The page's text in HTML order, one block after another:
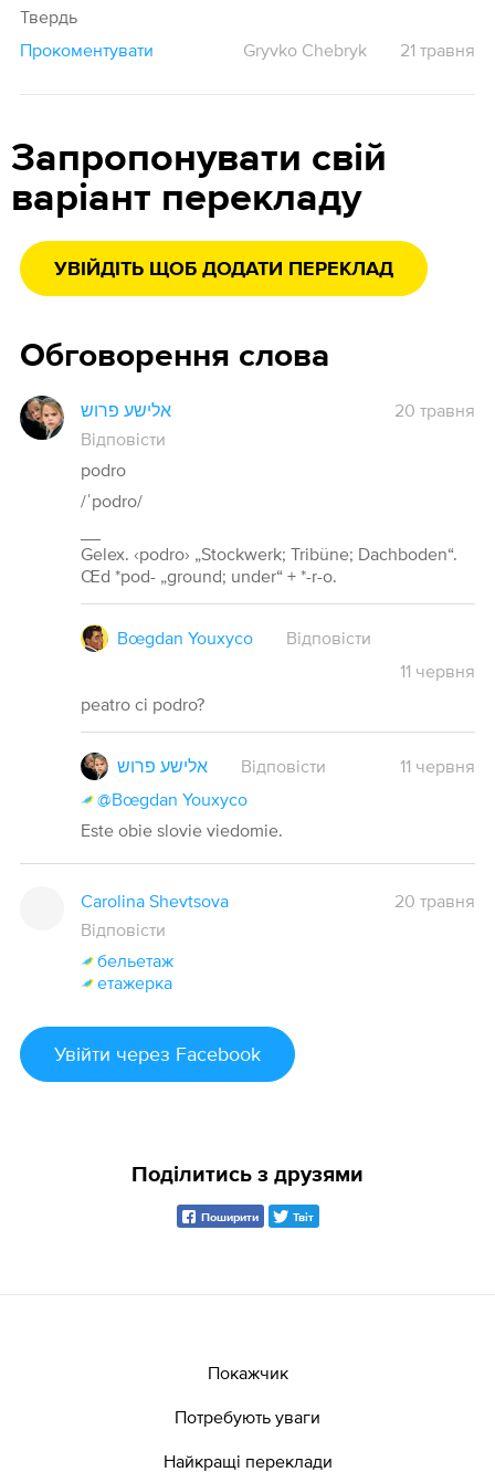
Твердь
Прокоментувати
Gryvko Chebryk 21 травня
Запропонувати свій
варіант перекладу
УВІЙДІТЬ ЩОБ ДОДАТИ ПЕРЕКЛАД
Обговорення слова
אלישע פרוש
20 травня
Відповісти
podro
/ˈpodro/
Gelex. ‹podro› „Stockwerk; Tribüne; Dachboden“.
Œd *pod- „ground; under“ + *-r-o.
Bœgdan Youxyco
Відповісти
11 червня
peatro ci podro?
אלישע פרוש Відповісти 11 червня
@Bœgdan Youxyco
Este obie slovie viedomie.
Carolina Shevtsova
20 травня
Відповісти
бельетаж
етажерка
Увійти через Facebook
Поділитись з друзями
Поширити Твіт
Покажчик
Потребують уваги
Найкращі переклади